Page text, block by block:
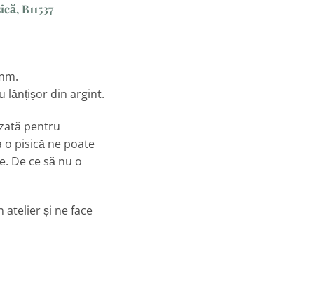
B11537
lănțișor din argint.
pentru
o pisică ne poate
De ce să nu o
atelier și ne face